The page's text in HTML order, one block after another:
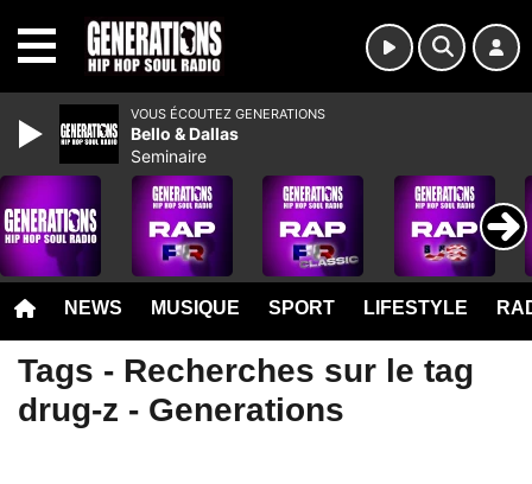
NEWS MUSIQUE SPORT LIFESTYLE
Tags - Recherches sur le tag
drug-z - Generations
VOUS ÉCOUTEZ GENERATIONS
Bello & Dallas
Seminaire